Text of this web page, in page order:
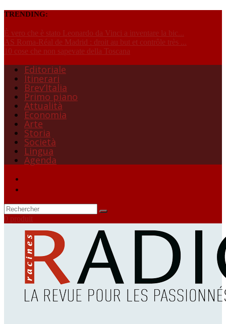
TRENDING:
È vero che è stato Leonardo da Vinci a inventare la bic...
AS Roma-Réal de Madrid : droit au but et contrôle très ...
10 cose che non sapevate della Toscana
Editoriale
Itinerari
Brev’Italia
Primo piano
Attualità
Economia
Arte
Storia
Società
Lingua
Agenda
0 produit